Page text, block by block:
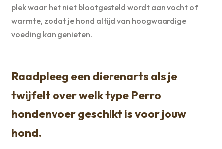
plek waar het niet blootgesteld wordt aan vocht of
warmte, zodat je hond altijd van hoogwaardige
voeding kan genieten.
Raadpleeg een dierenarts als je
twijfelt over welk type Perro
hondenvoer geschikt is voor jouw
hond.